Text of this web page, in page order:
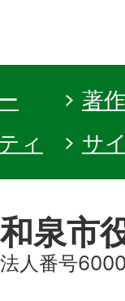
著
ィ
サ
和泉市
法人番号